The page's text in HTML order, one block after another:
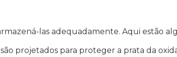
las adequadamente. Aqui estão
são projetados para proteger a prata da